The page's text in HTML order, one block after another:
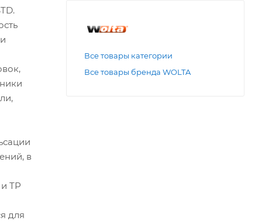
в
ТР
для
Все товары категории
Все товары бренда WOLTA